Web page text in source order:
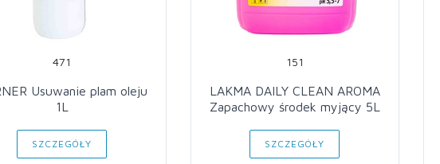
471
Usuwanie plam oleju
1L
SZCZEGÓŁY
151
LAKMA DAILY CLEAN AROMA
Zapachowy środek myjący 5L
SZCZEGÓŁY